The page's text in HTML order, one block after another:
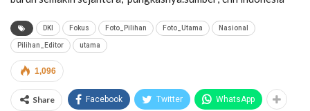
DKI Fokus Foto_Pilihan Foto_Utama Nasional
Pilihan_Editor utama
1,096
Share Facebook Twitter WhatsApp